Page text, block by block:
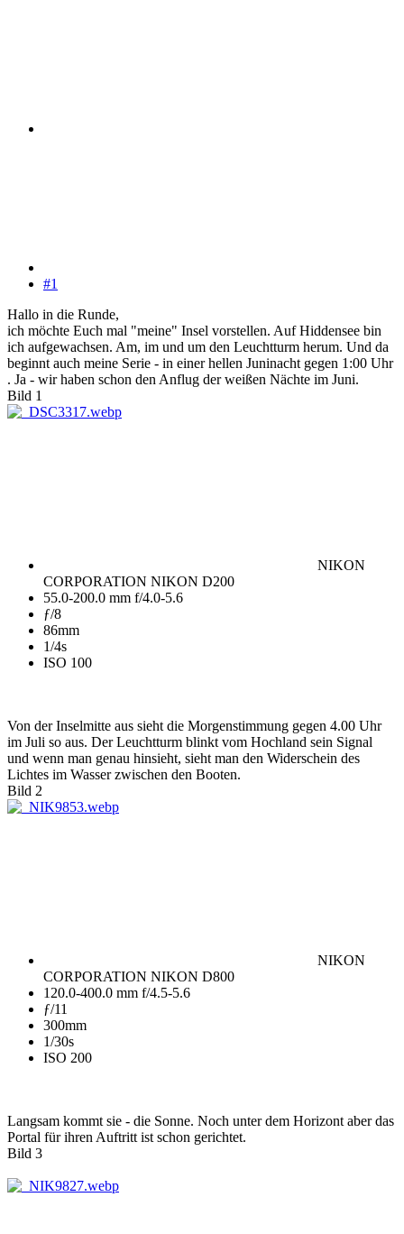
#1
Hallo in die Runde,
ich möchte Euch mal "meine" Insel vorstellen. Auf Hiddensee bin
ich aufgewachsen. Am, im und um den Leuchtturm herum. Und da
beginnt auch meine Serie - in einer hellen Juninacht gegen 1:00 Uhr
. Ja - wir haben schon den Anflug der weißen Nächte im Juni.
Bild 1
NIKON
CORPORATION NIKON D200
55.0-200.0 mm f/4.0-5.6
ƒ/8
86mm
1/4s
ISO 100
Von der Inselmitte aus sieht die Morgenstimmung gegen 4.00 Uhr
im Juli so aus. Der Leuchtturm blinkt vom Hochland sein Signal
und wenn man genau hinsieht, sieht man den Widerschein des
Lichtes im Wasser zwischen den Booten.
Bild 2
NIKON
CORPORATION NIKON D800
120.0-400.0 mm f/4.5-5.6
ƒ/11
300mm
1/30s
ISO 200
Langsam kommt sie - die Sonne. Noch unter dem Horizont aber das
Portal für ihren Auftritt ist schon gerichtet.
Bild 3